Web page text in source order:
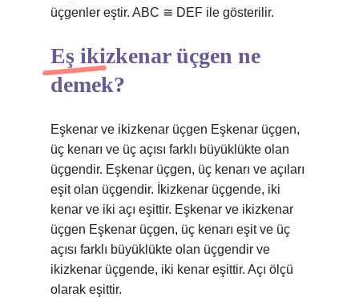
üçgenler eştir. ABC ≅ DEF ile gösterilir.
Eş ikizkenar üçgen ne
demek?
Eşkenar ve ikizkenar üçgen Eşkenar üçgen,
üç kenarı ve üç açısı farklı büyüklükte olan
üçgendir. Eşkenar üçgen, üç kenarı ve açıları
eşit olan üçgendir. İkizkenar üçgende, iki
kenar ve iki açı eşittir. Eşkenar ve ikizkenar
üçgen Eşkenar üçgen, üç kenarı eşit ve üç
açısı farklı büyüklükte olan üçgendir ve
ikizkenar üçgende, iki kenar eşittir. Açı ölçü
olarak eşittir.